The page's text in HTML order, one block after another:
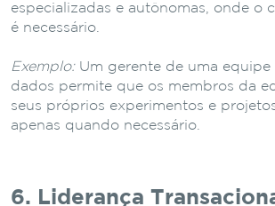
especializadas e autônomas, onde o
é necessário.
Exemplo:Um gerente de uma equipe
dados permite que os membros da
seus próprios experimentos e
apenas quando necessário.
6. Liderança